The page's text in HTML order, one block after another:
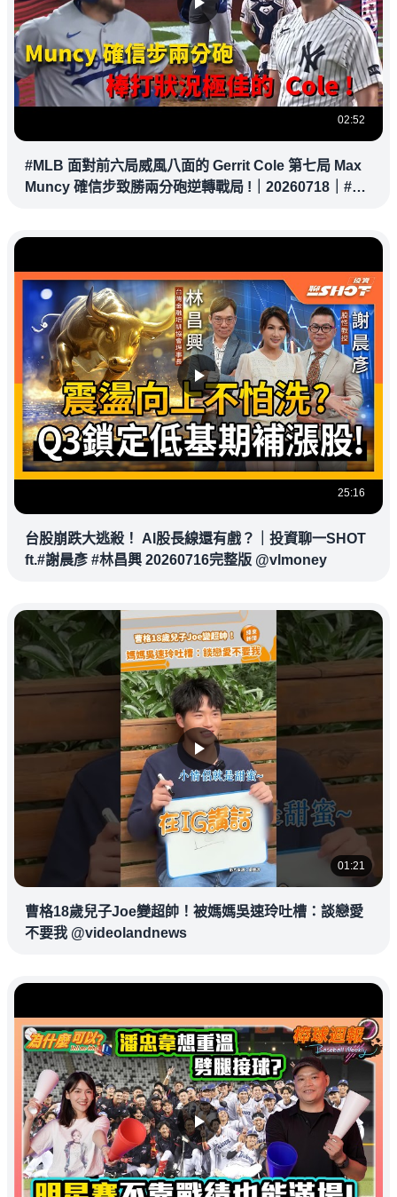
02:52
#MLB 面對前六局威風八面的 Gerrit Cole 第七局 Max
Muncy 確信步致勝兩分砲逆轉戰局 !｜20260718｜#洛
25:16
台股崩跌大逃殺！ AI股長線還有戲？｜投資聊一SHOT
ft.#謝晨彥 #林昌興 20260716完整版 @vlmoney
01:21
曹格18歲兒子Joe變超帥！被媽媽吳速玲吐槽：談戀愛
不要我 @videolandnews